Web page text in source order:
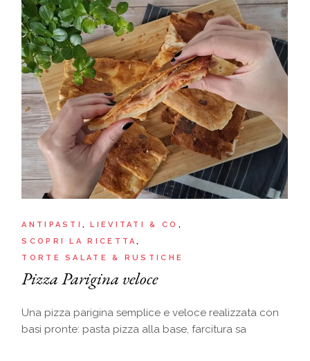
ANTIPASTI
LIEVITATI & CO
SCOPRI LA RICETTA
TORTE SALATE & RUSTICHE
Pizza Parigina veloce
Una pizza parigina semplice e veloce realizzata con
basi pronte: pasta pizza alla base, farcitura sa